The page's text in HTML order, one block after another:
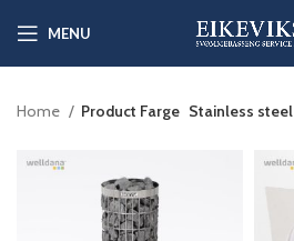
MENU
Home Product Farge Stainless steel